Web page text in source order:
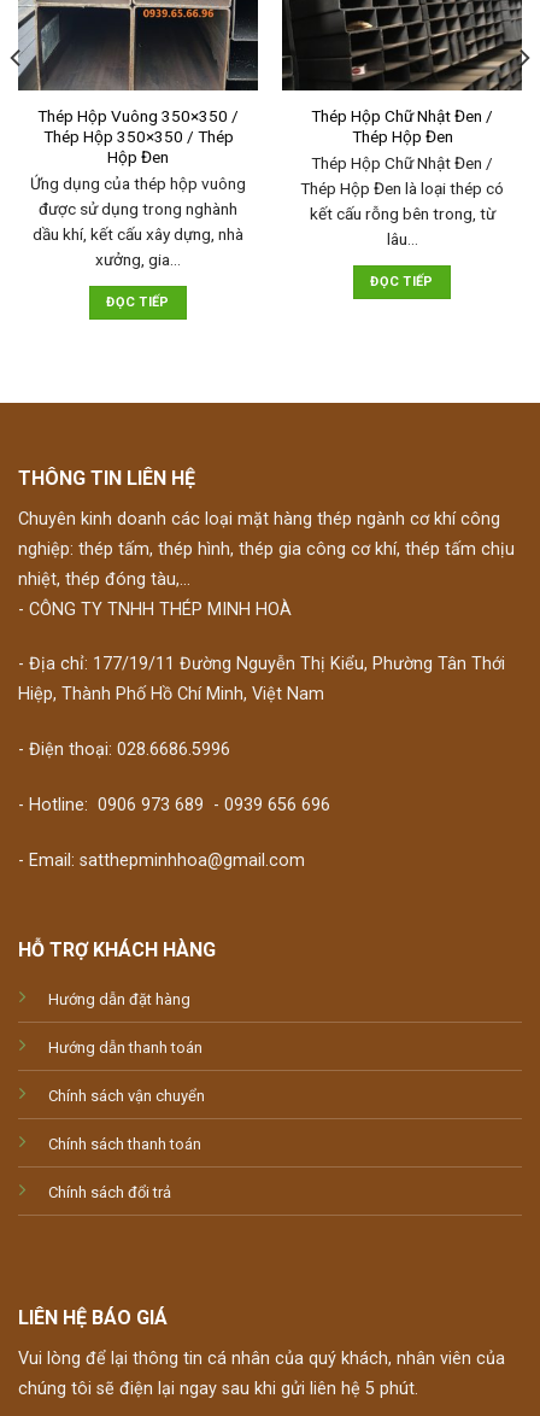
Thép Hộp Vuông 350×350 /
Thép Hộp 350×350 / Thép
Hộp Đen
Ứng dụng của thép hộp vuông
được sử dụng trong nghành
dầu khí, kết cấu xây dựng, nhà
xưởng, gia…
ĐỌC TIẾP
Thép Hộp Chữ Nhật Đen /
Thép Hộp Đen
Thép Hộp Chữ Nhật Đen /
Thép Hộp Đen là loại thép có
kết cấu rỗng bên trong, từ
lâu…
ĐỌC TIẾP
THÔNG TIN LIÊN HỆ
Chuyên kinh doanh các loại mặt hàng thép ngành cơ khí công
nghiệp: thép tấm, thép hình, thép gia công cơ khí, thép tấm chịu
nhiệt, thép đóng tàu,...
- CÔNG TY TNHH THÉP MINH HOÀ
- Địa chỉ: 177/19/11 Đường Nguyễn Thị Kiểu, Phường Tân Thới
Hiệp, Thành Phố Hồ Chí Minh, Việt Nam
- Điện thoại: 028.6686.5996
- Hotline: 0906 973 689 - 0939 656 696
- Email: satthepminhhoa@gmail.com
HỖ TRỢ KHÁCH HÀNG
Hướng dẫn đặt hàng
Hướng dẫn thanh toán
Chính sách vận chuyển
Chính sách thanh toán
Chính sách đổi trả
LIÊN HỆ BÁO GIÁ
Vui lòng để lại thông tin cá nhân của quý khách, nhân viên của
chúng tôi sẽ điện lại ngay sau khi gửi liên hệ 5 phút.